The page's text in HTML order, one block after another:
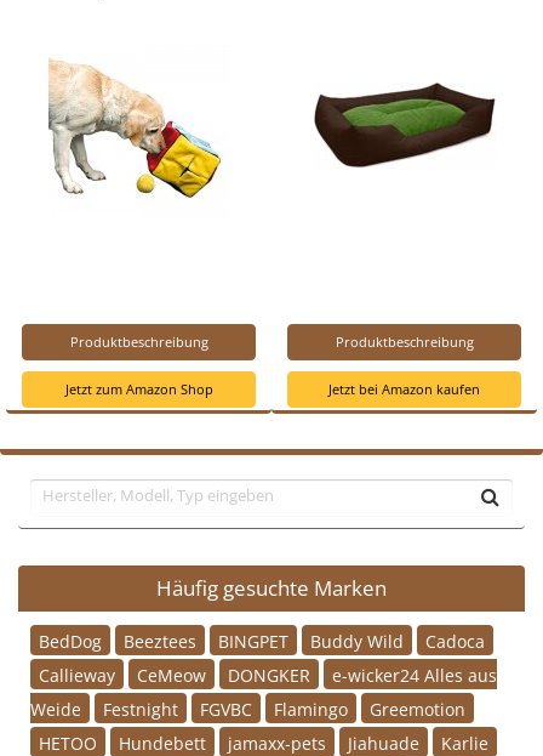
Produktbeschreibung
Jetzt zum Amazon Shop
Produktbeschreibung
Jetzt bei Amazon kaufen
Häufig gesuchte Marken
BedDog Beeztees BINGPET Buddy Wild
Cadoca
Callieway
CeMeow DONGKER
e-wicker24 Alles aus
Weide
Festnight FGVBC Flamingo
Greemotion
HETOO
Hundebett jamaxx-pets Jiahuade
Karlie